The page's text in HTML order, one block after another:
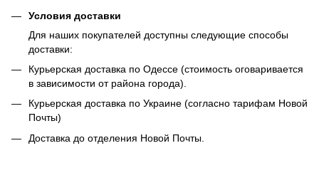
Условия доставки
Для наших покупателей доступны следующие способы
доставки:
Курьерская доставка по Одессе (стоимость оговаривается
в зависимости от района города).
Курьерская доставка по Украине (согласно тарифам Новой
Почты)
Доставка до отделения Новой Почты.